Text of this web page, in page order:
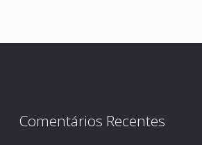
Comentários Recentes